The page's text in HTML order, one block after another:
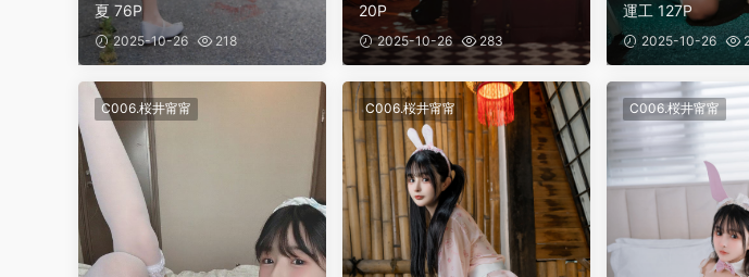
夏 76P
2025-10-26 218
20P
2025-10-26 283
運工 127P
2025-10-26
C006.桜井甯甯 C006.桜井甯甯 C006.桜井甯甯